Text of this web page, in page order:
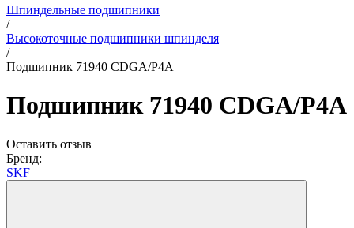
Шпиндельные подшипники
/
Высокоточные подшипники шпинделя
/
Подшипник 71940 CDGA/P4A
Подшипник 71940 CDGA/P4A
Оставить отзыв
Бренд:
SKF